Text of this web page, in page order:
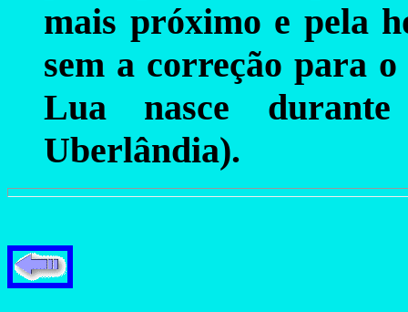
mais próximo e pela
sem a correção para
Lua nasce
Uberlândia).